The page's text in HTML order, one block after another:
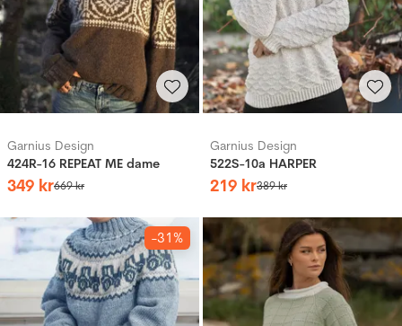
Garnius Design
424R-16 REPEAT ME dame
349 kr669kr
Garnius Design
522S-10a HARPER
219 kr389kr
-31%